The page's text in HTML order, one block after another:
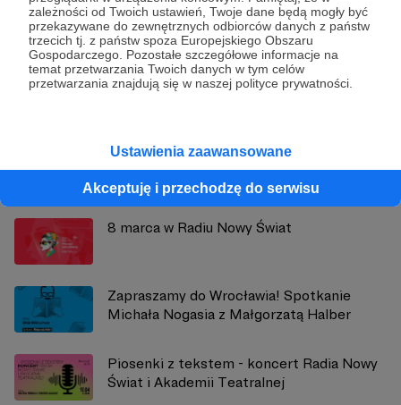
zależności od Twoich ustawień, Twoje dane będą mogły być
przekazywane do zewnętrznych odbiorców danych z państw
trzecich tj. z państw spoza Europejskiego Obszaru
Gospodarczego. Pozostałe szczegółowe informacje na
temat przetwarzania Twoich danych w tym celów
przetwarzania znajdują się w naszej polityce prywatności.
Ustawienia zaawansowane
Akceptuję i przechodzę do serwisu
Radio Nowy Świat
Zobacz profil autora
Zobacz również
8 marca w Radiu Nowy Świat
Zapraszamy do Wrocławia! Spotkanie
Michała Nogasia z Małgorzatą Halber
Piosenki z tekstem - koncert Radia Nowy
Świat i Akademii Teatralnej